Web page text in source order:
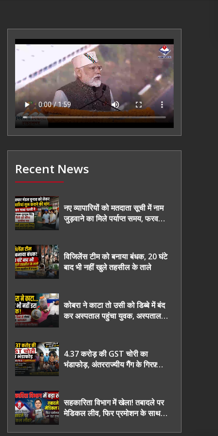
Recent News
नए व्यापारियों को मतदाता सूची में नाम
जुड़वाने का मिले पर्याप्त समय, फरवरी
विजिलेंस टीम को बनाया बंधक, 20 घंटे
बाद भी नहीं खुले तहसील के ताले
कोबरा ने काटा तो उसी को डिब्बे में बंद
कर अस्पताल पहुंचा युवक, अस्पताल में
4.37 करोड़ की GST चोरी का
भंडाफोड़, अंतरराज्यीय गैंग के गिरफ़्तार
सहकारिता विभाग में खेला! तबादले पर
मेडिकल लीव, फिर प्रमोशन के साथ